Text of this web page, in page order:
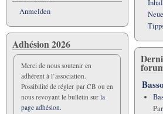
Anmelden
Adhésion 2026
Merci de nous soutenir en
adhérent à l’association.
Possibilité de régler par CB ou en
nous revoyant le bulletin sur la
page adhésion.
Par